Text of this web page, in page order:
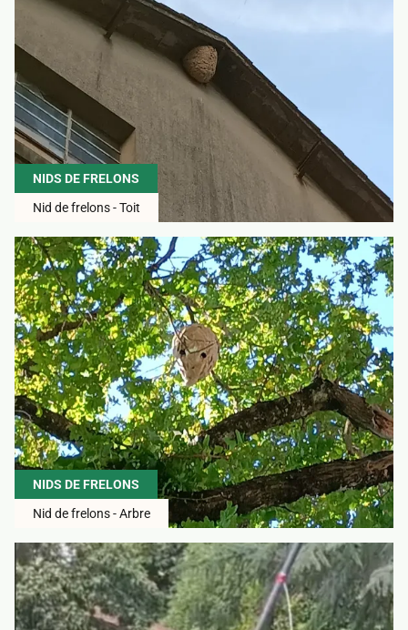
NIDS DE FRELONS
Nid de frelons - Toit
NIDS DE FRELONS
Nid de frelons - Arbre